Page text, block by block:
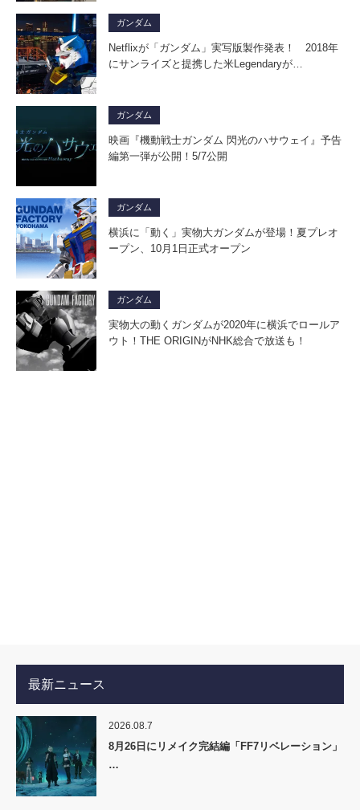
ガンダム
Netflixが「ガンダム」実写版製作発表！ 2018年
にサンライズと提携した米Legendaryが…
ガンダム
映画『機動戦士ガンダム 閃光のハサウェイ』予告
編第一弾が公開！5/7公開
ガンダム
横浜に「動く」実物大ガンダムが登場！夏プレオ
ープン、10月1日正式オープン
ガンダム
実物大の動くガンダムが2020年に横浜でロールア
ウト！THE ORIGINがNHK総合で放送も！
最新ニュース
2026.08.7
8月26日にリメイク完結編「FF7リベレーション」
…